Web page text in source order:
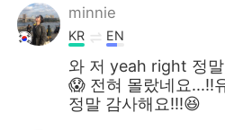
minnie
KR EN
와 저 yeah right 정
😱 전혀 몰랐네요...!!
정말 감사해요!!!😆